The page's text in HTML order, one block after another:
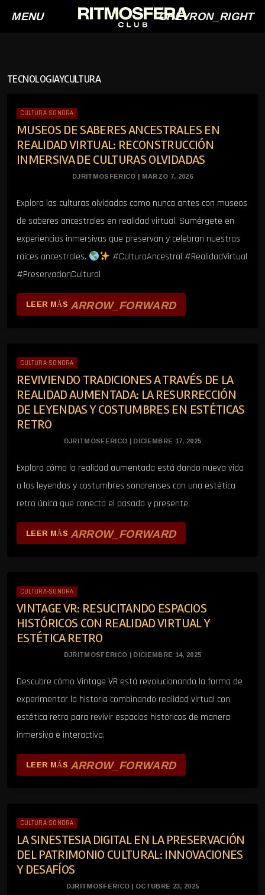
MENU CHEVRON_RIGHT
TECNOLOGIAYCULTURA
CULTURA-SONORA
MUSEOS DE SABERES ANCESTRALES EN
REALIDAD VIRTUAL: RECONSTRUCCIÓN
INMERSIVA DE CULTURAS OLVIDADAS
DJRITMOSFERICO | MARZO 7, 2026
Explora las culturas olvidadas como nunca antes con museos
de saberes ancestrales en realidad virtual. Sumérgete en
experiencias inmersivas que preservan y celebran nuestras
raíces ancestrales.
#CulturaAncestral #RealidadVirtual
#PreservacionCultural
LEER MÁS ARROW_FORWARD
CULTURA-SONORA
REVIVIENDO TRADICIONES A TRAVÉS DE LA
REALIDAD AUMENTADA: LA RESURRECCIÓN
DE LEYENDAS Y COSTUMBRES EN ESTÉTICAS
RETRO
DJRITMOSFERICO | DICIEMBRE 17, 2025
Explora cómo la realidad aumentada está dando nueva vida
a las leyendas y costumbres sonorenses con una estética
retro única que conecta el pasado y presente.
LEER MÁS ARROW_FORWARD
CULTURA-SONORA
VINTAGE VR: RESUCITANDO ESPACIOS
HISTÓRICOS CON REALIDAD VIRTUAL Y
ESTÉTICA RETRO
DJRITMOSFERICO | DICIEMBRE 14, 2025
Descubre cómo Vintage VR está revolucionando la forma de
experimentar la historia combinando realidad virtual con
estética retro para revivir espacios históricos de manera
inmersiva e interactiva.
LEER MÁS ARROW_FORWARD
CULTURA-SONORA
LA SINESTESIA DIGITAL EN LA PRESERVACIÓN
DEL PATRIMONIO CULTURAL: INNOVACIONES
Y DESAFÍOS
DJRITMOSFERICO | OCTUBRE 23, 2025